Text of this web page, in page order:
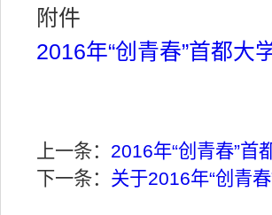
附件
2016年“创青春”首都
上一条： 2016年“创青春”首
下一条： 关于2016年“创青